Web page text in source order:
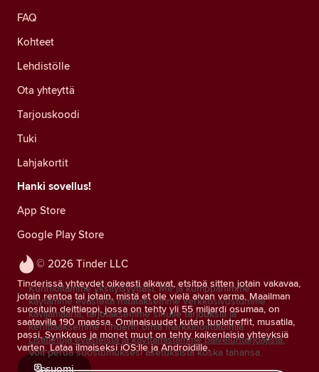
© 2026 Tinder LLC
Tinderissä yhteydet oikeasti alkavat, etsitpä sitten jotain vakavaa,
jotain rentoa tai jotain, mistä et ole vielä aivan varma. Maailman
suosituin deittiappi, jossa on tehty yli 55 miljardi osumaa, on
saatavilla 190 maassa. Ominaisuudet kuten tuplatreffit, musatila,
passi, Synkkaus ja monet muut on tehty kaikenlaisia yhteyksiä
varten. Lataa ilmaiseksi iOS:lle ja Androidille.
suomi
FAQ
Kohteet
Lehdistölle
Ota yhteyttä
Tarjouskoodi
Tuki
Lahjakortit
Hanki sovellus!
App Store
Google Play Store
Kunnioitamme yksityisyyttäsi. Me ja kumppanimme
käytämme evästeitä mitataksemme verkkosivustomme
kävijämääriä, tarjotaksemme sinulle tarjouksia ja
kehittääksemme Tinderin omia markkinointitoimia.
Lisätietoja evästeistä ja käyttämistämme palveluntarjoajista.
Voit perua suostumuksesi asetuksista koska tahansa.